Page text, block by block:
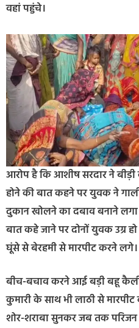
वहां पहुंचे।
आरोप है कि आशीष सरदार ने बीड़ी
होने की बात कहने पर युवक ने
दुकान खोलने का दबाव बनाने
बात कहे जाने पर दोनों युवक उग्र
घूंसे से बेरहमी से मारपीट करने लगे।
बीच-बचाव करने आई बड़ी बहू कैली
कुमारी के साथ भी लाठी से
शोर-शराबा सुनकर जब तक